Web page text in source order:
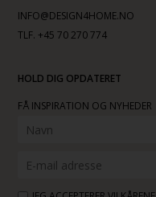
INFO@DESIGN4HOME.NO
TLF. +45 70 270 774
HOLD DIG OPDATERET
FÅ INSPIRATION OG NYHEDER